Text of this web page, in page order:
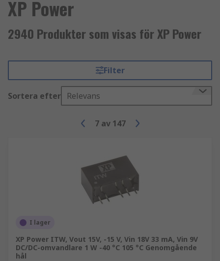
XP Power
2940 Produkter som visas för XP Power
Filter
Sortera efter Relevans
7 av 147
I lager
XP Power ITW, Vout 15V, -15 V, Vin 18V 33 mA, Vin 9V
DC/DC-omvandlare 1 W -40 °C 105 °C Genomgående
hål